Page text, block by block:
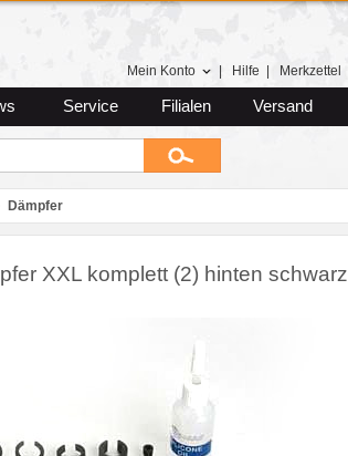
Mein Konto Hilfe Merkzettel
Service Filialen Versand
Dämpfer
XXL komplett (2) hinten schwarz